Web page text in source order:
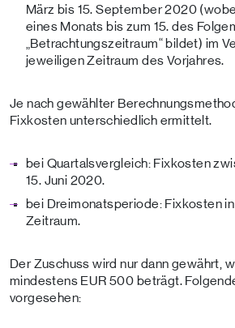
März bis 15. September 2020
eines Monats bis zum 15. des
„Betrachtungszeitraum“ bildet) im
jeweiligen Zeitraum des Vorjahres.
Je nach gewählter
Fixkosten unterschiedlich ermittelt.
bei Quartalsvergleich: Fixkosten
15. Juni 2020.
bei Dreimonatsperiode: Fixkosten
Zeitraum.
Der Zuschuss wird nur dann gewährt,
mindestens EUR 500 beträgt.
vorgesehen: